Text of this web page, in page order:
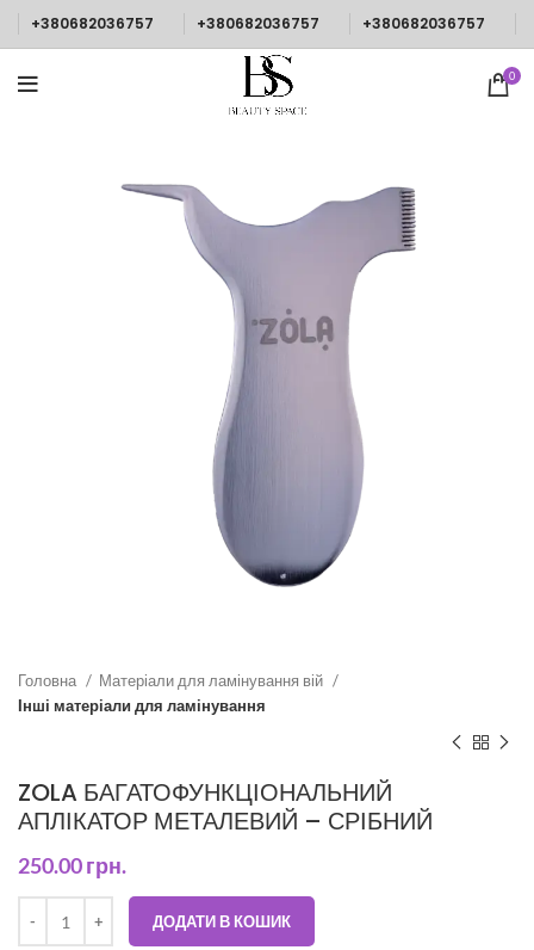
+380682036757 +380682036757 +380682036757
0
Головна
Матеріали для ламінування вій
Інші матеріали для ламінування
ZOLA БАГАТОФУНКЦІОНАЛЬНИЙ
АПЛІКАТОР МЕТАЛЕВИЙ – СРІБНИЙ
250.00грн.
ДОДАТИ В КОШИК